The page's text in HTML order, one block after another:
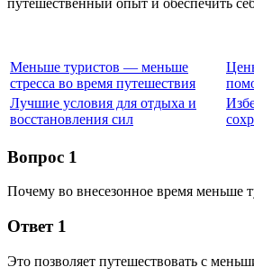
путешественный опыт и обеспечить
Меньше туристов — меньше
стресса во время путешествия
Лучшие условия для отдыха и
восстановления сил
Вопрос 1
Почему во внесезонное время меньше
Ответ 1
Это позволяет путешествовать с